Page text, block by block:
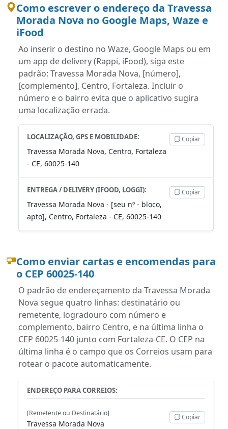
Como escrever o endereço da Travessa
Morada Nova no Google Maps, Waze e
iFood
Ao inserir o destino no Waze, Google Maps ou em
um app de delivery (Rappi, iFood), siga este
padrão: Travessa Morada Nova, [número],
[complemento], Centro, Fortaleza. Incluir o
número e o bairro evita que o aplicativo sugira
uma localização errada.
LOCALIZAÇÃO, GPS E MOBILIDADE:
Travessa Morada Nova, Centro, Fortaleza
- CE, 60025-140
Copiar
ENTREGA / DELIVERY (IFOOD, LOGGI):
Travessa Morada Nova - [seu nº - bloco,
apto], Centro, Fortaleza - CE, 60025-140
Copiar
Como enviar cartas e encomendas para
o CEP 60025-140
O padrão de endereçamento da Travessa Morada
Nova segue quatro linhas: destinatário ou
remetente, logradouro com número e
complemento, bairro Centro, e na última linha o
CEP 60025-140 junto com Fortaleza-CE. O CEP na
última linha é o campo que os Correios usam para
rotear o pacote automaticamente.
ENDEREÇO PARA CORREIOS:
[Remetente ou Destinatário]
Travessa Morada Nova
Copiar